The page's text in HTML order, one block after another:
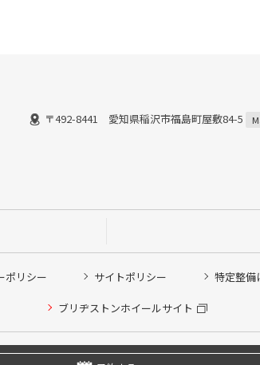
〒492-8441 愛知県稲沢市福島町屋敷84-5
ポリシー サイトポリシー 特定整備
ブリヂストンホイールサイト
© 2024 Bridgestone Retail Co.,Ltd. All rights Reserved.
約会員の方はこちらを選択ください
けません